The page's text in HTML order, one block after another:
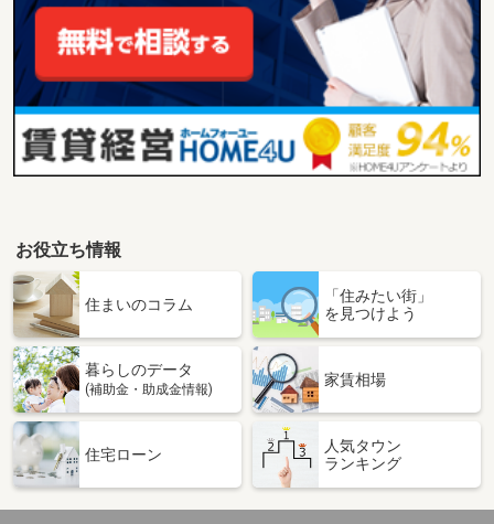
お役立ち情報
住まいのコラム
「住みたい街」
を見つけよう
暮らしのデータ
(補助金・助成金情報)
家賃相場
住宅ローン
人気タウン
ランキング